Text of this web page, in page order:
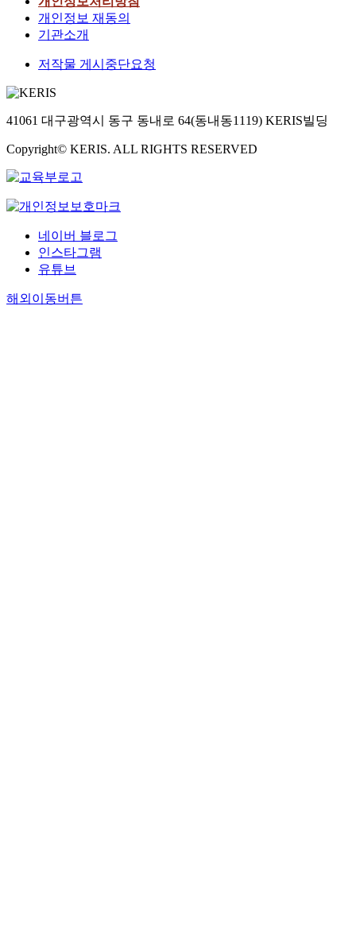
개인정보 재동의
기관소개
저작물 게시중단요청
41061 대구광역시 동구 동내로 64(동내동1119) KERIS빌딩
Copyright© KERIS. ALL RIGHTS RESERVED
네이버 블로그
인스타그램
유튜브
해외이동버튼